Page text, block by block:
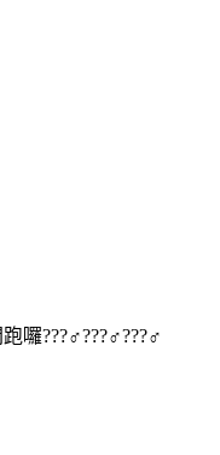
囉???♂???♂???♂